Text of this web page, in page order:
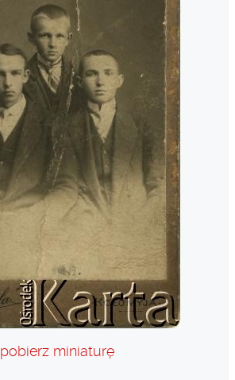
pobierz miniaturę